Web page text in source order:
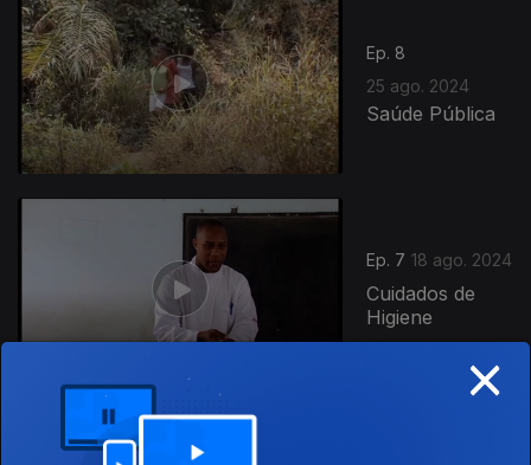
Ep. 8
25 ago. 2024
Saúde Pública
Ep. 7 18 ago. 2024
Cuidados de
Higiene
×